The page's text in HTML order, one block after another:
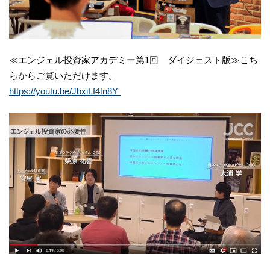
≪エンジェル投資家アカデミー第1回 ダイジェスト版≫こち
らからご覧いただけます。
https://youtu.be/JbxiLf4tn8Y